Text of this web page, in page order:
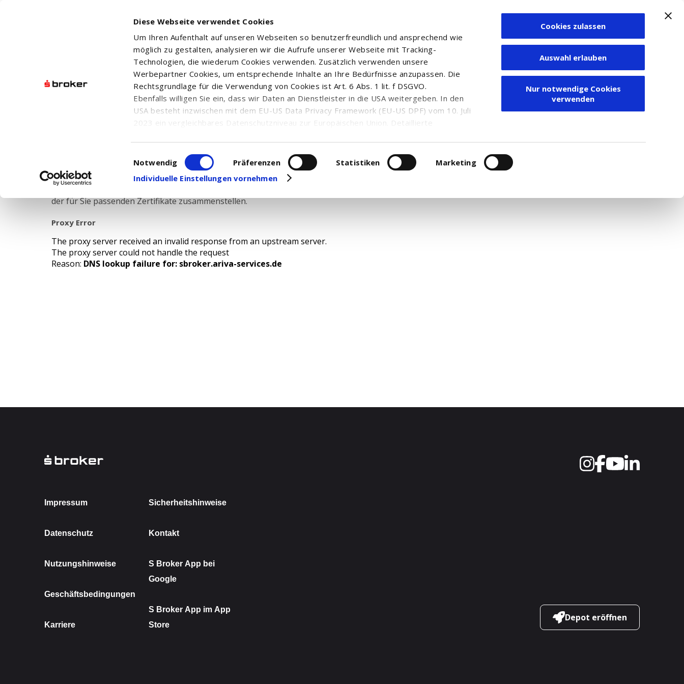
Diese Webseite verwendet Cookies
Um Ihren Aufenthalt auf unseren Webseiten so benutzerfreundlich und ansprechend wie
möglich zu gestalten, analysieren wir die Aufrufe unserer Webseite mit Tracking-
Technologien, die wiederum Cookies verwenden. Zusätzlich verwenden unsere
Werbepartner Cookies, um entsprechende Inhalte an Ihre Bedürfnisse anzupassen. Die
Rechtsgrundlage für die Verwendung von Cookies ist Art. 6 Abs. 1 lit. f DSGVO.
Ebenfalls willigen Sie ein, dass wir Daten an Dienstleister in die USA weitergeben. In den
USA besteht inzwischen mit dem EU-US Data Privacy Framework (EU-US DPF) vom 10. Juli
2023 ein vergleichbares Datenschutzniveau zur Europäischen Union. Detaillierte
in den USA, finden Sie auf unserer Seite zumDatenschutz. Dort können Sie Ihre
Einwilligung auch jederzeit widerrufen oder anpassen.
Einwilligungsauswahl
Notwendig Präferenzen Statistiken
Marketing
Individuelle Einstellungen vornehmen
Cookies zulassen
Auswahl erlauben
Nur notwendige Cookies
verwenden
Zum Depot
Anlagezertifikatefinder
Der Sparkassen Broker bietet Ihnen eine große Auswahl an Zertifikaten. Mit Hilfe unserer Anlagezertifikate Suche können Sie sich einfach eine Liste
der für Sie passenden Zertifikate zusammenstellen.
Proxy Error
The proxy server received an invalid response from an upstream server.
The proxy server could not handle the request
Reason: DNS lookup failure for: sbroker.ariva-services.de